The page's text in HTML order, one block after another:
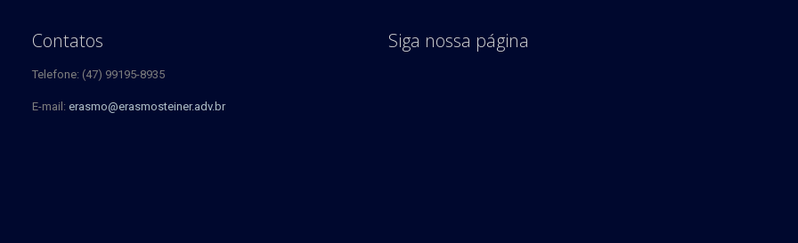
Contatos
Telefone: (47) 99195-8935
E-mail: erasmo@erasmosteiner.adv.br
Siga nossa página